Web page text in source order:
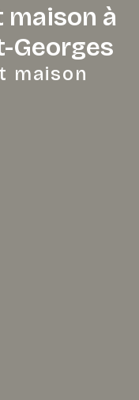
à
Georges
maison